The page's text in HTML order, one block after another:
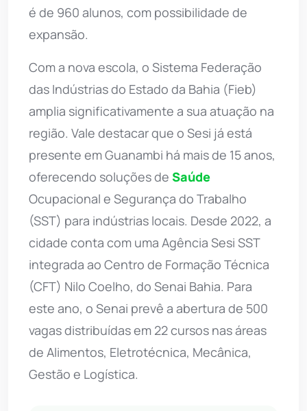
é de 960 alunos, com possibilidade de
expansão.
Com a nova escola, o Sistema Federação
das Indústrias do Estado da Bahia (Fieb)
amplia significativamente a sua atuação na
região. Vale destacar que o Sesi já está
presente em Guanambi há mais de 15 anos,
oferecendo soluções de Saúde
Ocupacional e Segurança do Trabalho
(SST) para indústrias locais. Desde 2022, a
cidade conta com uma Agência Sesi SST
integrada ao Centro de Formação Técnica
(CFT) Nilo Coelho, do Senai Bahia. Para
este ano, o Senai prevê a abertura de 500
vagas distribuídas em 22 cursos nas áreas
de Alimentos, Eletrotécnica, Mecânica,
Gestão e Logística.